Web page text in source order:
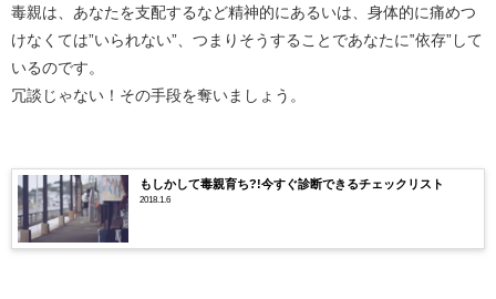
毒親は、あなたを支配するなど精神的にあるいは、身体的に痛めつ
けなくては”いられない”、つまりそうすることであなたに‟依存”して
いるのです。
冗談じゃない！その手段を奪いましょう。
もしかして毒親育ち?!今すぐ診断できるチェックリスト
2018.1.6